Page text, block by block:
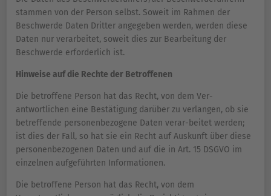
stammen von der Person selbst. Soweit im Rahmen der
Beschwerde Daten Dritter angegeben werden, werden diese
Daten nur verarbeitet, soweit dies zur Bearbeitung der
Beschwerde erforderlich ist.
Hinweise auf die Rechte der Betroffenen
Die betroffene Person hat das Recht, von dem Ver-
antwortlichen eine Bestätigung darüber zu verlangen, ob sie
betreffende personenbezogene Daten verar-beitet werden;
ist dies der Fall, so hat sie ein Recht auf Auskunft über diese
personenbezogenen Daten und auf die in Art. 15 DSGVO im
einzelnen aufgeführten Informationen.
Die betroffene Person hat das Recht, von dem